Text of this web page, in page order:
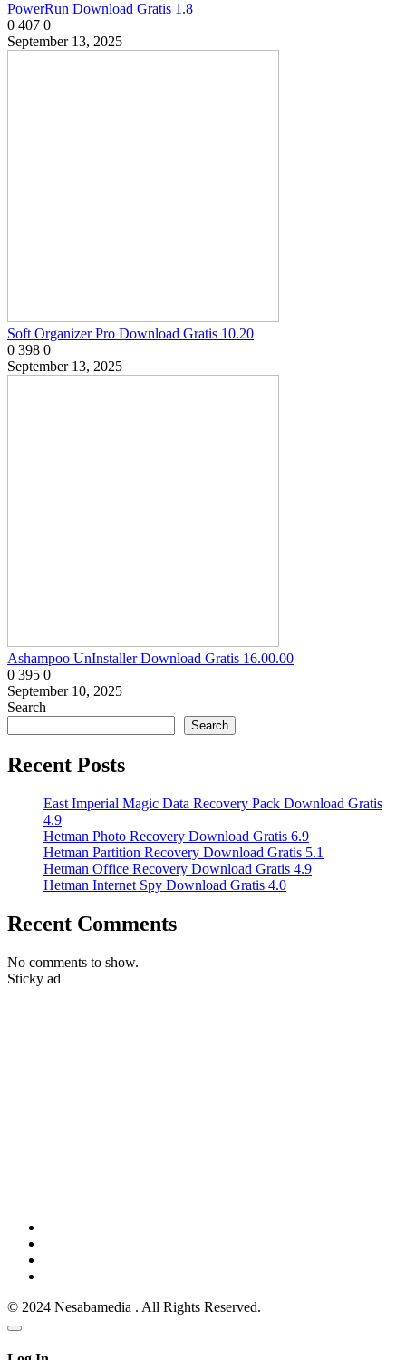
PowerRun Download Gratis 1.8
0 407 0
September 13, 2025
Soft Organizer Pro Download Gratis 10.20
0 398 0
September 13, 2025
Ashampoo UnInstaller Download Gratis 16.00.00
0 395 0
September 10, 2025
Search
Search
Recent Posts
East Imperial Magic Data Recovery Pack Download Gratis
4.9
Hetman Photo Recovery Download Gratis 6.9
Hetman Partition Recovery Download Gratis 5.1
Hetman Office Recovery Download Gratis 4.9
Hetman Internet Spy Download Gratis 4.0
Recent Comments
No comments to show.
Sticky ad
© 2024 Nesabamedia . All Rights Reserved.